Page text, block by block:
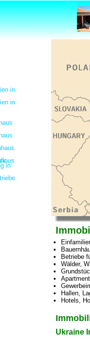
Betriebe
Wälder,
Hallen,
Hotels,
Ukraine